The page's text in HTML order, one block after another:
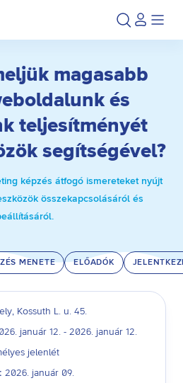
magasabb
és
teljesítményét
segítségével?
képzés átfogó ismereteket nyújt
összekapcsolásáról és
MENETE ELŐADÓK
Kossuth L. u. 45.
január 12. - 2026. január 12.
jelenlét
2026. január 09.